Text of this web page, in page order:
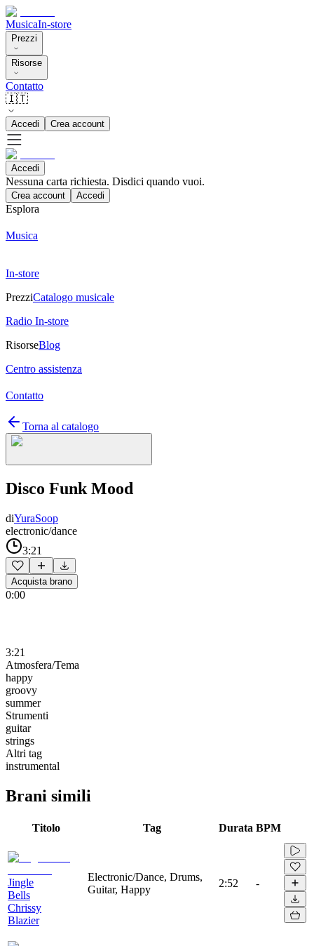
MusicaIn-store
Prezzi
Risorse
Contatto
🇮🇹
Accedi Crea account
Accedi
Nessuna carta richiesta. Disdici quando vuoi.
Crea account Accedi
Esplora
Musica
In-store
PrezziCatalogo musicale
Radio In-store
RisorseBlog
Centro assistenza
Contatto
Torna al catalogo
Disco Funk Mood
diYuraSoop
electronic/dance
3:21
Acquista brano
0:00
3:21
Atmosfera/Tema
happy
groovy
summer
Strumenti
guitar
strings
Altri tag
instrumental
Brani simili
Titolo Tag Durata BPM
Jingle
Bells
Chrissy
Blazier
Electronic/Dance, Drums,
Guitar, Happy
2:52 -